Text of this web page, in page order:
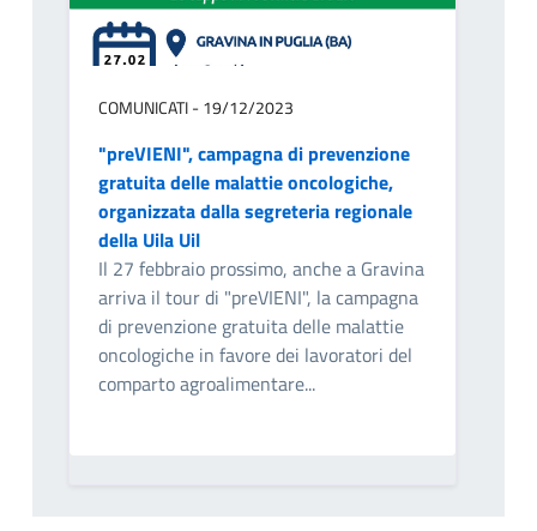
COMUNICATI - 19/12/2023
"preVIENI", campagna di prevenzione
gratuita delle malattie oncologiche,
organizzata dalla segreteria regionale
della Uila Uil
Il 27 febbraio prossimo, anche a Gravina
arriva il tour di "preVIENI", la campagna
di prevenzione gratuita delle malattie
oncologiche in favore dei lavoratori del
comparto agroalimentare...